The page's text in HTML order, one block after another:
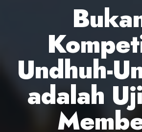
Undhuh-
adalah